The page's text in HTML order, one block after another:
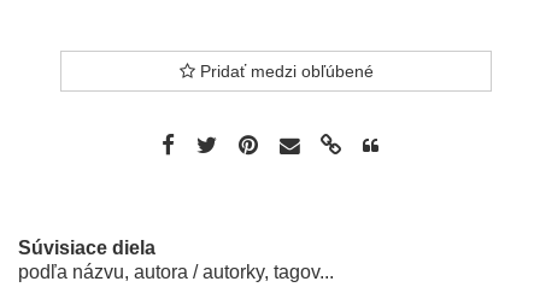
Pridať medzi obľúbené
Súvisiace diela
podľa názvu, autora / autorky, tagov...